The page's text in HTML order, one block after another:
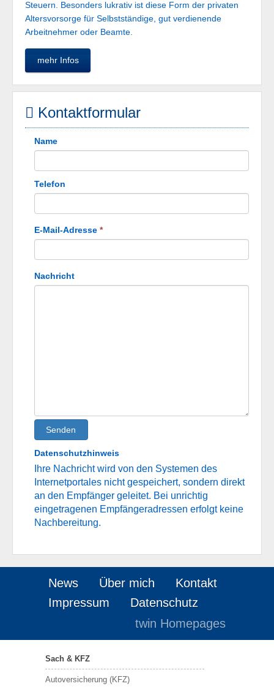
Steuern. Besonders lukrativ ist diese Form der privaten
Altersvorsorge für Selbstständige, gut verdienende
Arbeitnehmer oder Beamte.
mehr Infos
Kontaktformular
Name
Telefon
E-Mail-Adresse *
Nachricht
Senden
Datenschutzhinweis
Ihre Nachricht wird von den Systemen des
Internetportales nicht gespeichert, sondern direkt
an den Empfänger geleitet. Bei unrichtig
eingetragenen Empfängeradressen erfolgt keine
Nachbereitung.
News Über mich
Kontakt
Impressum
Datenschutz
twin Homepages
Sach & KFZ
Autoversicherung (KFZ)